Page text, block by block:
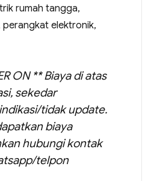
rumah tangga,
perangkat elektronik,
ON ** Biaya di atas
sekedar
tidak update.
biaya
hubungi kontak
telpon